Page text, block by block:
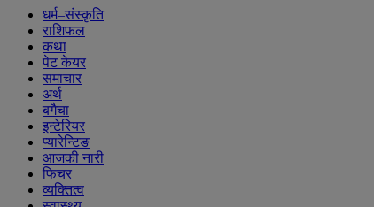
धर्म–संस्कृति
राशिफल
कथा
पेट केयर
समाचार
अर्थ
बगैचा
इन्टेरियर
प्यारेन्टिङ
आजकी नारी
फिचर
व्यक्तित्व